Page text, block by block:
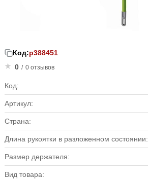
Код:р388451
0 / 0 отзывов
Код:
Артикул:
Страна:
Длина рукоятки в разложенном состоянии:
Размер держателя:
Вид товара: